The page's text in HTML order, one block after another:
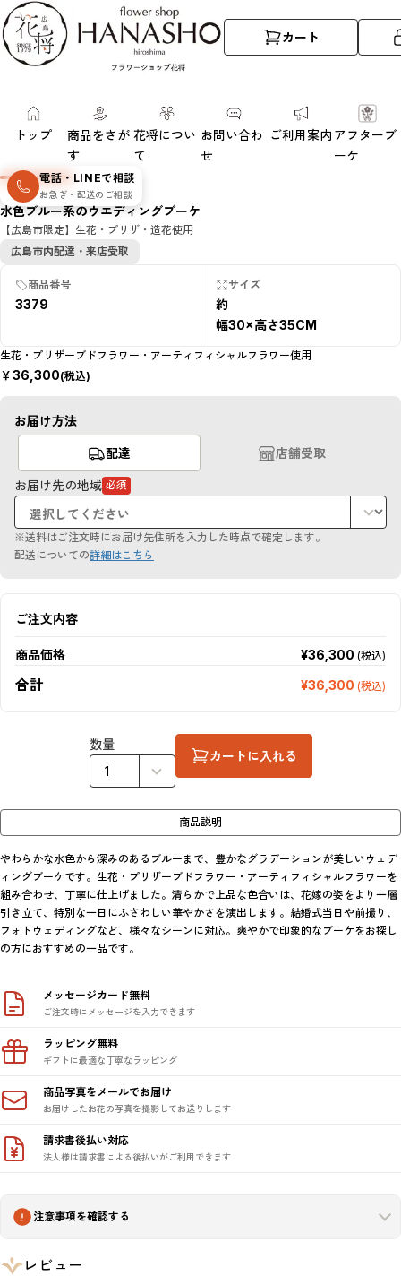
カート
トップ
商品をさが
す
花将につい
て
お問い合わ
せ
ご利用案内 アフターブ
ーケ
水色ブルー系のウエディングブーケ
【広島市限定】生花・プリザ・造花使用
広島市内配達・来店受取
商品番号
3379
サイズ
約
幅30×高さ35CM
生花・プリザーブドフラワー・アーティフィシャルフラワー使用
￥36,300(税込)
お届け方法
配達 店舗受取
お届け先の地域 必須
（必
須
項
目）
※送料はご注文時にお届け先住所を入力した時点で確定します。
配送についての詳細はこちら
ご注文内容
商品価格 ¥36,300 (税込)
合計 ¥36,300 (税込)
数量
カートに入れる
商品説明
やわらかな水色から深みのあるブルーまで、豊かなグラデーションが美しいウェデ
ィングブーケです。生花・プリザーブドフラワー・アーティフィシャルフラワーを
組み合わせ、丁寧に仕上げました。清らかで上品な色合いは、花嫁の姿をより一層
引き立て、特別な一日にふさわしい華やかさを演出します。結婚式当日や前撮り、
フォトウェディングなど、様々なシーンに対応。爽やかで印象的なブーケをお探し
の方におすすめの一品です。
メッセージカード無料
ご注文時にメッセージを入力できます
ラッピング無料
ギフトに最適な丁寧なラッピング
商品写真をメールでお届け
お届けしたお花の写真を撮影してお送りします
請求書後払い対応
法人様は請求書による後払いがご利用できます
注意事項を確認する
電話・LINEで相談
お急ぎ・配送のご相談
レビュー